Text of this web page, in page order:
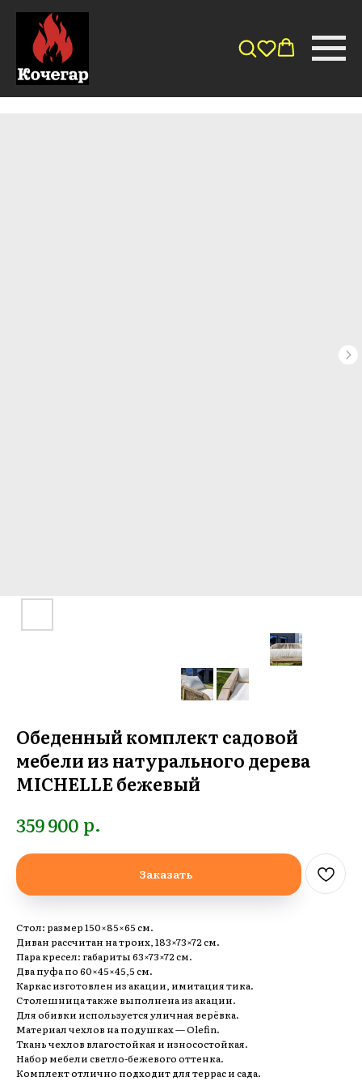
Обеденный комплект садовой
мебели из натурального дерева
MICHELLE бежевый
359 900 р.
Заказать
Стол: размер 150×85×65 см.
Диван рассчитан на троих, 183×73×72 см.
Пара кресел: габариты 63×73×72 см.
Два пуфа по 60×45×45,5 см.
Каркас изготовлен из акации, имитация тика.
Столешница также выполнена из акации.
Для обивки используется уличная верёвка.
Материал чехлов на подушках — Olefin.
Ткань чехлов влагостойкая и износостойкая.
Набор мебели светло-бежевого оттенка.
Комплект отлично подходит для террас и сада.